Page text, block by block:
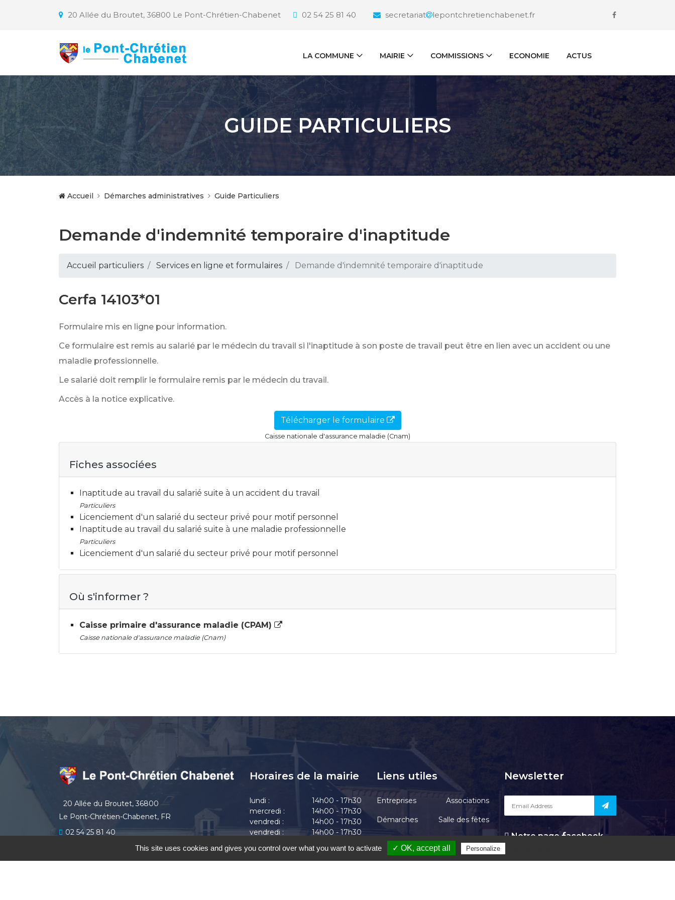
20 Allée du Broutet, 36800 Le Pont-Chrétien-Chabenet 02 54 25 81 40 secretariat lepontchretienchabenet.fr
LA COMMUNE MAIRIE COMMISSIONS ECONOMIE ACTUS
GUIDE PARTICULIERS
Accueil Démarches administratives Guide Particuliers
Demande d'indemnité temporaire d'inaptitude
Accueil particuliers Services en ligne et formulaires Demande d'indemnité temporaire d'inaptitude
Cerfa 14103*01
Formulaire mis en ligne pour information.
Ce formulaire est remis au salarié par le médecin du travail si l'inaptitude à son poste de travail peut être en lien avec un accident ou une
maladie professionnelle.
Le salarié doit remplir le formulaire remis par le médecin du travail.
Accès à la notice explicative.
Télécharger le formulaire
Caisse nationale d'assurance maladie (Cnam)
Fiches associées
Inaptitude au travail du salarié suite à un accident du travail
Particuliers
Licenciement d'un salarié du secteur privé pour motif personnel
Inaptitude au travail du salarié suite à une maladie professionnelle
Particuliers
Licenciement d'un salarié du secteur privé pour motif personnel
Où s'informer ?
Caisse primaire d'assurance maladie (CPAM)
Caisse nationale d'assurance maladie (Cnam)
20 Allée du Broutet, 36800
Le Pont-Chrétien-Chabenet, FR
02 54 25 81 40
lepontchretienchabenet.fr
Horaires de la mairie
lundi :
14h00 - 17h30
mercredi :
14h00 - 17h30
vendredi :
14h00 - 17h30
vendredi :
14h00 - 17h30
Liens utiles
Entreprises Associations
Démarches Salle des fêtes
Actualités Contact
Newsletter
Notre page acebook
This site uses cookies and gives you control over what you want to activate ✓ OK, accept all Personalize